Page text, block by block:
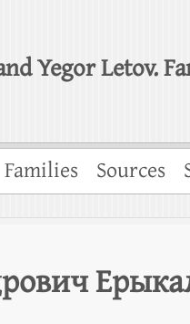
Yegor Letov.
Families Sources